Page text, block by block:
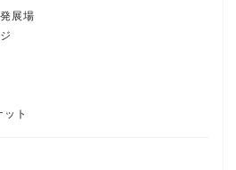
展場
ト